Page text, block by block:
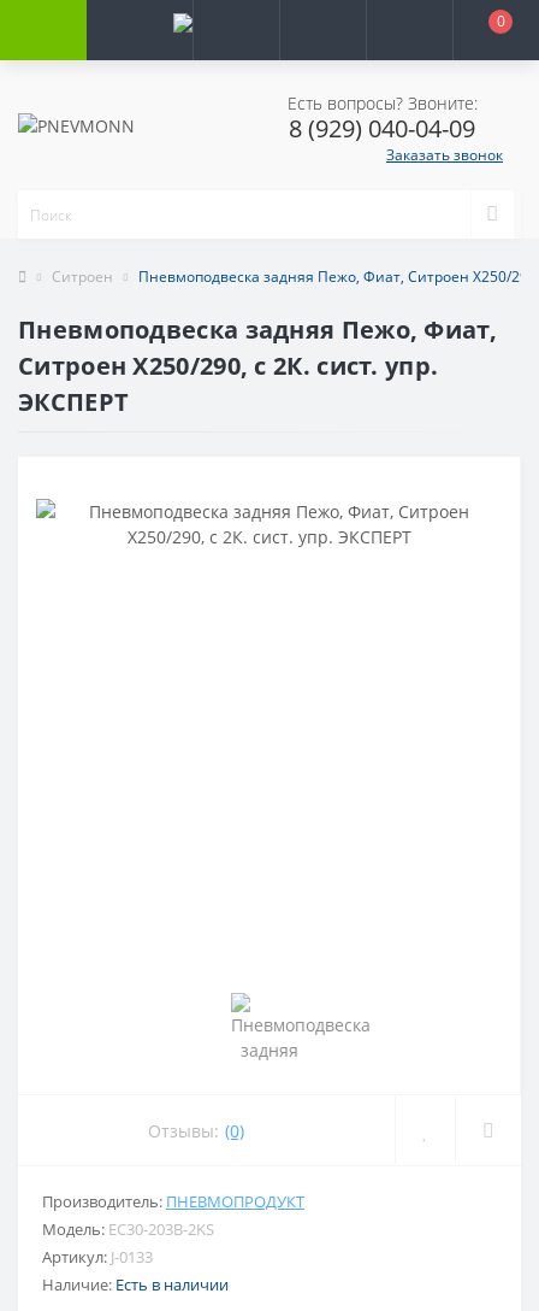
0
Есть вопросы? Звоните:
8 (929) 040-04-09
Заказать звонок
Ситроен Пневмоподвеска задняя Пежо, Фиат, Ситроен X250/
Пневмоподвеска задняя Пежо, Фиат,
Ситроен X250/290, с 2К. сист. упр.
ЭКСПЕРТ
Отзывы: (0)
Производитель: ПНЕВМОПРОДУКТ
Модель: EC30-203B-2KS
Артикул: J-0133
Наличие: Есть в наличии